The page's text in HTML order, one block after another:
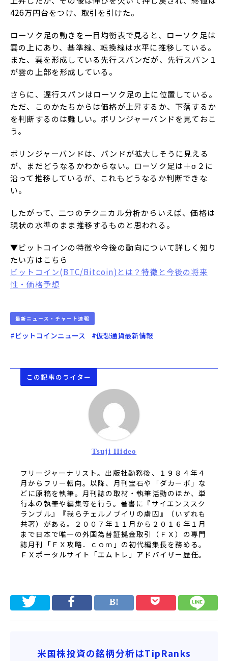
426万円台をつけ、取引を引けた。
ローソク足の動きを一目均衡表で見ると、ローソク足は
雲の上にあり、基準線、転換線は水平に推移している。
また、雲を形成している先行スパンだが、先行スパン１
が雲の上部を形成している。
さらに、遅行スパンはローソク足の上に位置している。
ただ、このかたちからは価格が上昇するか、下落するか
を判断するのは難しい。ボリンジャーバンドを見ておこ
う。
ボリンジャーバンドは、バンドが拡大しそうに見える
が、まだどうなるかわからない。ローソク足は＋σ２に
沿って推移しているが、これもどうなるか判断できな
い。
したがって、二つのテクニカル分析からいえば、価格は
現状の水準のまま推移するものと思われる。
▼ビットコインの特徴や今後の動向について詳しく知り
たい方はこちら
ビットコイン(BTC/Bitcoin)とは？特徴と今後の将来
性・価格予想
最新ニュース・チャート速報
#ビットコインニュース #仮想通貨最新情報
この記事のライター
Tsuji Hideo
フリージャーナリスト。出版社勤務後、１９８４年４
月からフリー転向。以降、月刊宝石や「ダカーポ」な
どに原稿を執筆。月刊誌の取材・執筆活動のほか、単
行本の執筆や編集等を行う。著書に『サイエンススク
ランブル』『我らチェルノブイリの虜囚』（いずれも
共著）がある。２００７年１１月から２０１６年１月
まで日本で唯一の外国為替証拠金取引（ＦＸ）の専門
誌月刊「ＦＸ攻略．ｃｏｍ」の初代編集長を務める。
ＦＸポータルサイト「エムトレ」アドバイザー歴任。
米国株投資の銘柄分析はTipRanks